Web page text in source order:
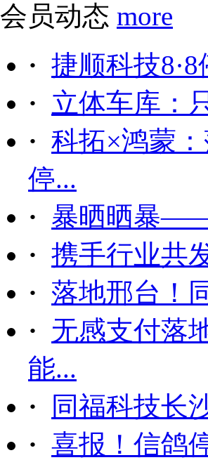
会员动态 more
· 捷顺科技
· 立体车库：
· 科拓×鸿蒙
停...
· 暴晒晒暴——
· 携手行业共
· 落地邢台！
· 无感支付落
能...
·
同福科技长
· 喜报！信鸽